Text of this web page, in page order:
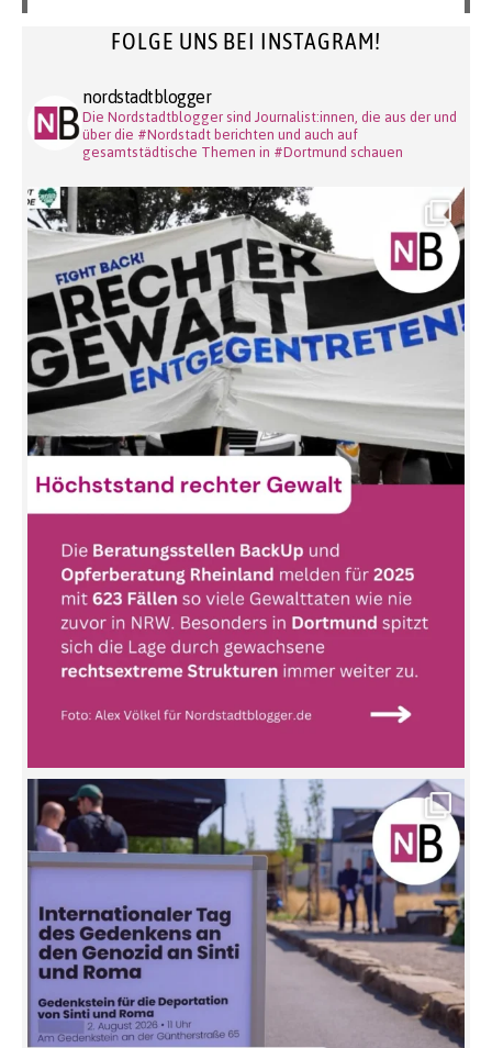
FOLGE UNS BEI INSTAGRAM!
nordstadtblogger
Die Nordstadtblogger sind Journalist:innen, die aus der und
über die #Nordstadt berichten und auch auf
gesamtstädtische Themen in #Dortmund schauen